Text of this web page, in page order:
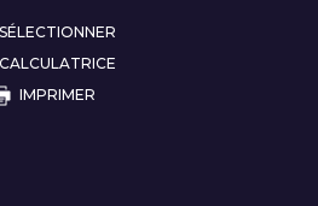
SÉLECTIONNER
CALCULATRICE
IMPRIMER